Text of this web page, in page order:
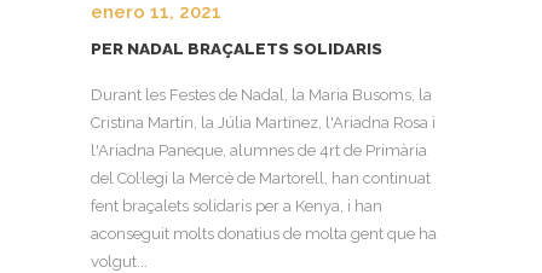
enero 11, 2021
PER NADAL BRAÇALETS SOLIDARIS
Durant les Festes de Nadal, la Maria Busoms, la
Cristina Martín, la Júlia Martínez, l'Ariadna Rosa i
l'Ariadna Paneque, alumnes de 4rt de Primària
del Col·legi la Mercè de Martorell, han continuat
fent braçalets solidaris per a Kenya, i han
aconseguit molts donatius de molta gent que ha
volgut...